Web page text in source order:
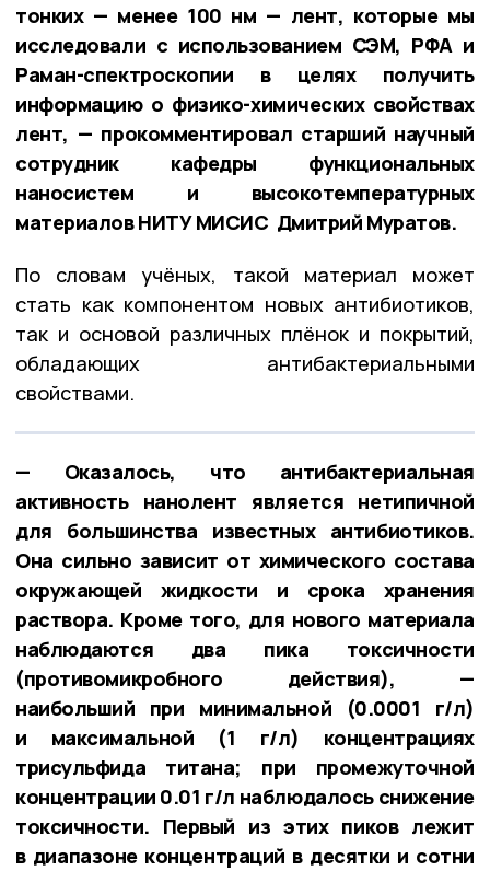
тонких — менее 100 нм — лент, которые мы
исследовали с использованием СЭМ, РФА и
Раман-спектроскопии в целях получить
информацию о физико-химических свойствах
лент, — прокомментировал старший научный
сотрудник кафедры функциональных
наносистем и высокотемпературных
материалов НИТУ МИСИС Дмитрий Муратов.
По словам учёных, такой материал может
стать как компонентом новых антибиотиков,
так и основой различных плёнок и покрытий,
обладающих антибактериальными
свойствами.
— Оказалось, что антибактериальная
активность нанолент является нетипичной
для большинства известных антибиотиков.
Она сильно зависит от химического состава
окружающей жидкости и срока хранения
раствора. Кроме того, для нового материала
наблюдаются два пика токсичности
(противомикробного действия), —
наибольший при минимальной (0.0001 г/л)
и максимальной (1 г/л) концентрациях
трисульфида титана; при промежуточной
концентрации 0.01 г/л наблюдалось снижение
токсичности. Первый из этих пиков лежит
в диапазоне концентраций в десятки и сотни